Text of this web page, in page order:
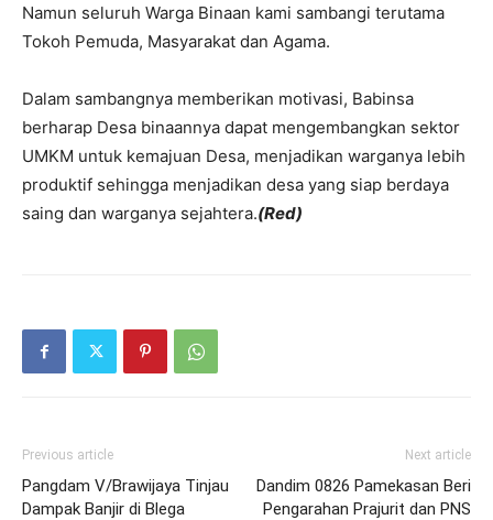
Namun seluruh Warga Binaan kami sambangi terutama
Tokoh Pemuda, Masyarakat dan Agama.
Dalam sambangnya memberikan motivasi, Babinsa
berharap Desa binaannya dapat mengembangkan sektor
UMKM untuk kemajuan Desa, menjadikan warganya lebih
produktif sehingga menjadikan desa yang siap berdaya
saing dan warganya sejahtera.(Red)
Previous article
Pangdam V/Brawijaya Tinjau
Dampak Banjir di Blega
Next article
Dandim 0826 Pamekasan Beri
Pengarahan Prajurit dan PNS